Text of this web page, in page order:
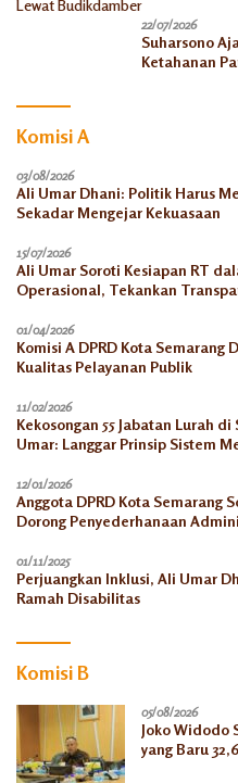
22/07/2026
Suharsono
Ketahanan
Komisi A
03/08/2026
Ali Umar Dhani: Politik Harus
Sekadar Mengejar Kekuasaan
15/07/2026
Ali Umar Soroti Kesiapan RT
Operasional, Tekankan
01/04/2026
Komisi A DPRD Kota Semarang
Kualitas Pelayanan Publik
11/02/2026
Kekosongan 55 Jabatan Lurah
Umar: Langgar Prinsip Sistem
12/01/2026
Anggota DPRD Kota Semarang
Dorong Penyederhanaan
01/11/2025
Perjuangkan Inklusi, Ali Umar
Ramah Disabilitas
Komisi B
05/08/2026
Joko Widodo
yang Baru